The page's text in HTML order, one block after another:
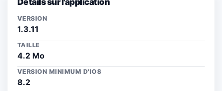
VERSION
1.3.11
TAILLE
4.2 Mo
VERSION MINIMUM D'IOS
8.2